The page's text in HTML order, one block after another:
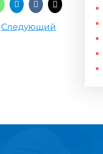
Следующий